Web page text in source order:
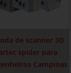
de scanner 3D
spider para
Campinas